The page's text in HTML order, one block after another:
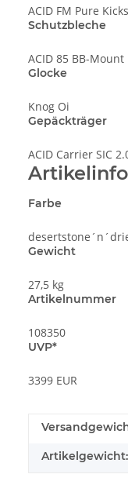
ACID FM Pure
Schutzbleche
ACID 85 BB-Mount
Glocke
Knog Oi
Gepäckträger
ACID Carrier SIC
Farbe
Gewicht
27,5 kg
Artikelnummer
108350
UVP*
3399 EUR
Artikelgewicht: